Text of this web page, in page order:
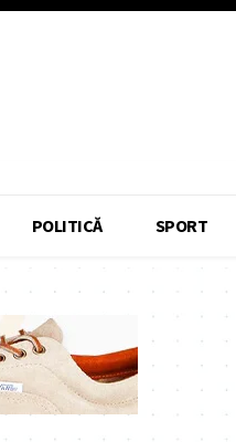
POLITICĂ SPORT